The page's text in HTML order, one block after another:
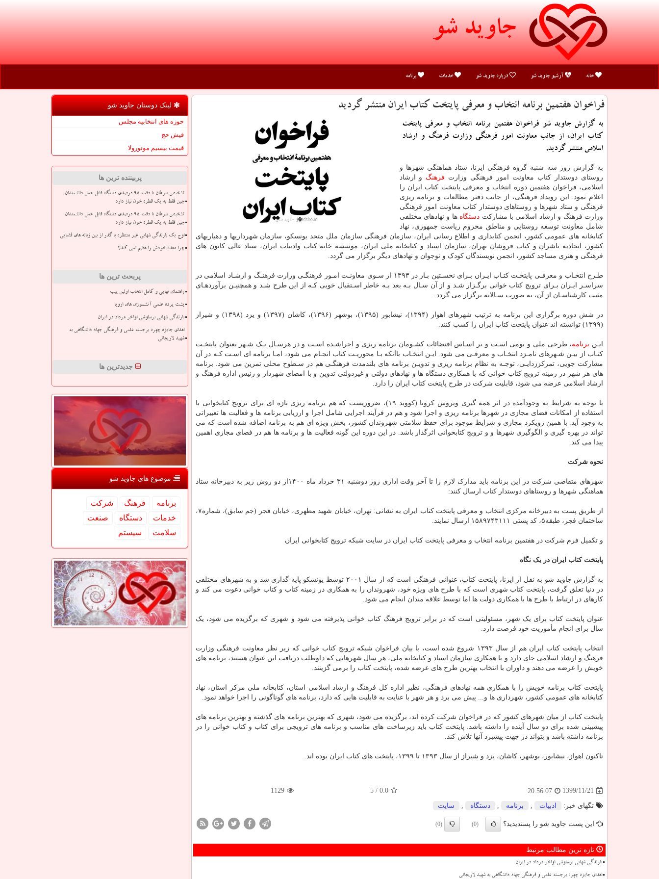
جاوید شو
خانه آرشیو جاوید شو درباره جاوید شو خدمات برنامه
فراخوان هفتمین برنامه انتخاب و معرفی پایتخت كتاب ایران منتشر گردید
به گزارش جاوید شو فراخوان هفتمین برنامه انتخاب و معرفی پایتخت
کتاب ایران، از جانب معاونت امور فرهنگی وزارت فرهنگ و ارشاد
اسلامی منتشر گردید.
به گزارش روز سه شنبه گروه فرهنگی ایرنا، ستاد هماهنگی شهرها و
روستای دوستدار کتاب معاونت امور فرهنگی وزارت فرهنگ و ارشاد
اسلامی، فراخوان هفتمین دوره انتخاب و معرفی پایتخت کتاب ایران را
اعلام نمود. این رویداد فرهنگی، از جانب دفتر مطالعات و برنامه ریزی
فرهنگی و ستاد شهرها و روستاهای دوستدار کتاب معاونت امور فرهنگی
وزارت فرهنگ و ارشاد اسلامی با مشارکت دستگاه ها و نهادهای مختلفی
شامل معاونت توسعه روستایی و مناطق محروم ریاست جمهوری، نهاد
کتابخانه های عمومی کشور، انجمن کتابداری و اطلاع رسانی ایران، سازمان فرهنگی سازمان ملل متحد یونسکو، سازمان شهرداری­ها و دهیاری­های
کشور، اتحادیه ناشران و کتاب فروشان تهران، سازمان اسناد و کتابخانه ملی ایران، موسسه خانه کتاب وادبیات ایران، ستاد عالی کانون های
فرهنگی و هنری مساجد کشور، انجمن نویسندگان کودک و نوجوان و نهادهای دیگر برگزار می گردد.
طـرح انتخـاب و معرفـی پایتخـت کتـاب ایـران بـرای نخسـتین بـار در ۱۳۹۳ از سـوی معاونـت امـور فرهنگـی وزارت فرهنـگ و ارشـاد اسلامی در
سراسـر ایـران بـرای ترویج کتاب خوانی برگـزار شـد و از آن سـال بـه بعد بـه خاطر اسـتقبال خوبی کـه از این طرح شـد و همچنیـن برآوردهـای
مثبت کارشناسـان از آن، به صورت سـالانه برگزار می گردد.
در شش دوره برگزاری این برنامه به ترتیب شهرهای اهواز (۱۳۹۴)، نیشابور (۱۳۹۵)، بوشهر (۱۳۹۶)، کاشان (۱۳۹۷) و یزد (۱۳۹۸) و شیراز
(۱۳۹۹) توانسته ­اند عنوان پایتخت کتاب ایران را کسب کنند.
ایـن برنامه، طرحی ملی و بومی اسـت و بر اسـاس اقتضائات کشـومان برنامه ریزی و اجراشـده اسـت و در هرسـال یـک شـهر بعنوان پایتخـت
کتـاب از بیـن شـهرهای نامـزد انتخـاب و معرفـی می ­شود. ایـن انتخـاب باآنکه بـا محوریـت کتاب انجـام می شود، امـا برنامه ای اسـت کـه در آن
مشارکت جویی، تمرکززدایـی، توجـه به نظام برنامه ریزی و تدویـن برنامه های بلندمدت فرهنگـی هم در سـطوح محلی تمرین می شود. برنامه
های هر شهر در زمینه ترویج کتاب خوانی که با همکاری دستگاه ها و نهادهای دولتی و غیردولتی تدوین و با امضای شهردار و رئیس اداره فرهنگ و
ارشاد اسلامی عرضه می شود، قابلیت شرکت در طرح پایتخت کتاب ایران را دارد.
با توجه به شرایط به وجودآمده در اثر همه گیری ویروس کرونا (کووید ۱۹)، ضروریست که هم برنامه ریزی تازه ای برای ترویج کتابخوانی با
استفاده از امکانات فضای مجازی در شهرها برنامه ریزی و اجرا شود و هم در فرآیند اجرایی شامل اجرا و ارزیابی برنامه ها و فعالیت ها تغییراتی
به وجود آید. با همین رویکرد مجازی و شرایط موجود برای حفظ سلامتی شهروندان کشور، بخش ویژه ای هم به برنامه اضافه شده است که می
تواند در بهره گیری و الگوگیری شهرها و و ترویج کتابخوانی اثرگذار باشد. در این دوره این گونه فعالیت ها و برنامه ها هم در فضای مجازی اهمین
پیدا می کند.
نحوه شرکت
شهرهای متقاضی شرکت در این برنامه باید مدارک لازم را تا آخر وقت اداری روز دوشنبه ۳۱ خرداد ماه ۱۴۰۰از دو روش زیر به دبیرخانه ستاد
هماهنگی شهرها و روستاهای دوستدار کتاب ارسال کنند:
از طریق پست به دبیرخانه مرکزی انتخاب و معرفی پایتخت کتاب ایران به نشانی: تهران، خیابان شهید مطهری، خیابان فجر (جم سابق)، شماره۷،
ساختمان فجر، طبقه۵، کد پستی ۱۵۸۹۷۴۳۱۱۱ ارسال نمایند.
و تکمیل فرم شرکت در هفتمین برنامه انتخاب و معرفی پایتخت کتاب ایران در سایت شبکه ترویج کتابخوانی ایران
پایتخت کتاب ایران در یک نگاه
به گزارش جاوید شو به نقل از ایرنا، پایتخت کتاب، عنوانی فرهنگی است که از سال ۲۰۰۱ توسط یونسکو پایه گذاری شد و به شهرهای مختلفی
در دنیا تعلق گرفت، پایتخت کتاب شهری است که با طرح های ویژه خود، شهروندان را به همکاری در زمینه کتاب و کتاب خوانی دعوت می کند و
کارهای در ارتباط با طرح ها با همکاری دولت ها اما توسط علاقه مندان انجام می شود.
عنوان پایتخت کتاب برای یک شهر، مسئولیتی است که در برابر ترویج فرهنگ کتاب خوانی پذیرفته می شود و شهری که برگزیده می شود، یک
سال برای انجام مأموریت خود فرصت دارد.
انتخاب پایتخت کتاب ایران هم از سال ۱۳۹۳ شروع شده است، با بیان فراخوان شبکه ترویج کتاب خوانی که زیر نظر معاونت فرهنگی وزارت
فرهنگ و ارشاد اسلامی جای دارد و با همکاری سازمان اسناد و کتابخانه ملی، هر سال شهرهایی که داوطلب دریافت این عنوان هستند، برنامه های
خویش را عرضه می دهند و داوران با انتخاب بهترین طرح های عرضه شده، پایتخت کتاب را برمی گزینند.
پایتخت کتاب برنامه خویش را با همکاری همه نهادهای فرهنگی، نظیر اداره کل فرهنگ و ارشاد اسلامی استان، کتابخانه ملی مرکز استان، نهاد
کتابخانه های عمومی کشور، شهرداری ها و... پیش می برد و هر شهر با عنایت به قابلیت هایی که دارد، برنامه های گوناگونی را اجرا خواهد نمود.
پایتخت کتاب از میان شهرهای کشور که در فراخوان شرکت کرده اند، برگزیده می شود، شهری که بهترین برنامه های گذشته و بهترین برنامه های
پیشبینی شده برای دو سال آینده را داشته باشد. پایتخت کتاب باید زیرساخت های مناسب و برنامه های ترویجی برای کتاب و کتاب خوانی را در
برنامه داشته باشد و بتواند در جهت پیشبرد آنها تلاش کند.
تاکنون اهواز، نیشابور، بوشهر، کاشان، یزد و شیراز از سال ۱۳۹۳ تا ۱۳۹۹، پایتخت های کتاب ایران بوده اند.
1399/11/21
20:56:07
0.0
/ 5
1129
تگهای خبر: ادبیات برنامه دستگاه سایت
این پست جاوید شو را پسندیدید؟ (0)
(0)
تازه ترین مطالب مرتبط
بارندگی شهابی برساوشی اواخر مرداد در ایران
اهدای جایزه چهره برجسته علمی و فرهنگی جهاد دانشگاهی به شهید لاریجانی
لینک دوستان جاوید شو
حوزه های انتخابیه مجلس
فیش حج
قیمت بیسیم موتورولا
پربیننده ترین ها
تشخیص سرطان با دقت ۹۵ درصدی دستگاه قابل حمل دانشمندان
چین فقط به یک قطره خون نیاز دارد
تشخیص سرطان با دقت ۹۵ درصدی دستگاه قابل حمل دانشمندان
چین فقط به یک قطره خون نیاز دارد
اوج یک بارندگی شهابی غیر منتظره با گذر از بین زباله های فضایی
چرا معده خودش را هضم نمی کند؟
پربحث ترین ها
راهنمای نهایی و کامل انتخاب اولین پیپ
پشت پرده علمی آتشسوزی های اروپا
بارندگی شهابی برساوشی اواخر مرداد در ایران
اهدای جایزه چهره برجسته علمی و فرهنگی جهاد دانشگاهی به
شهید لاریجانی
جدیدترین ها
موضوع های جاوید شو
برنامه فرهنگ
شركت
خدمات
دستگاه
صنعت
سلامت
سیستم